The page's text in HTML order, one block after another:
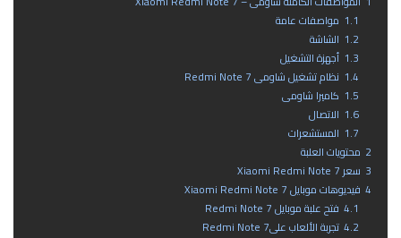
1.1 مواصفات عامة
1.2 الشاشة
1.3 أجهزة التشغيل
1.4 نظام تشغيل شاومى Redmi Note 7
1.5 كاميرا شاومى
1.6 الاتصال
1.7 المستشعرات
2 محتويات العلبة
3 سعر Xiaomi Redmi Note 7
4 فيديوهات موبايل Xiaomi Redmi Note 7
4.1 فتح علبة موبايل Redmi Note 7
4.2 تجربة الألعاب علىRedmi Note 7